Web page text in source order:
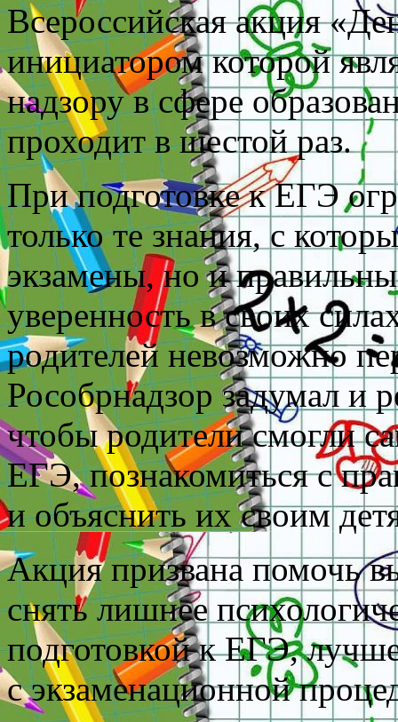
Всероссийская акция
инициатором которой
надзору в сфере
проходит в шестой раз.
При подготовке к ЕГЭ
только те знания, с
экзамены, но и
уверенность в своих
родителей невозможно
Рособрнадзор задумал и
чтобы родители смогли
ЕГЭ, познакомиться с
и объяснить их своим
Акция призвана помочь
снять лишнее
подготовкой к ЕГЭ,
с экзаменационной